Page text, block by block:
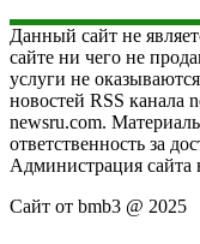
Данный сайт не
сайте ни чего не
услуги не
новостей RSS канала
newsru.com.
ответственность за
Администрация сайта
Сайт от bmb3 @ 2025